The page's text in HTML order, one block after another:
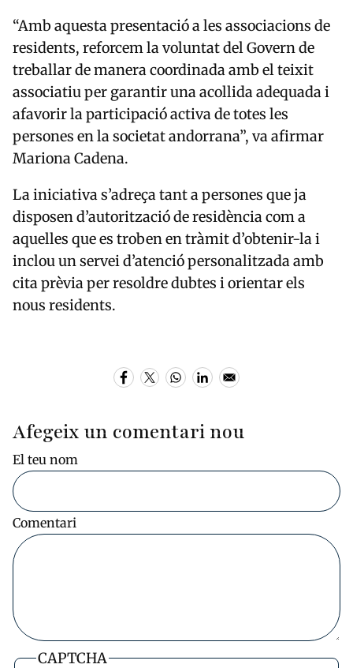
“Amb aquesta presentació a les associacions de
residents, reforcem la voluntat del Govern de
treballar de manera coordinada amb el teixit
associatiu per garantir una acollida adequada i
afavorir la participació activa de totes les
persones en la societat andorrana”, va afirmar
Mariona Cadena.
La iniciativa s’adreça tant a persones que ja
disposen d’autorització de residència com a
aquelles que es troben en tràmit d’obtenir-la i
inclou un servei d’atenció personalitzada amb
cita prèvia per resoldre dubtes i orientar els
nous residents.
Afegeix un comentari nou
El teu nom
Comentari
CAPTCHA